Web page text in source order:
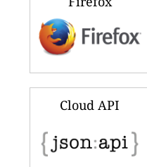
Cloud API